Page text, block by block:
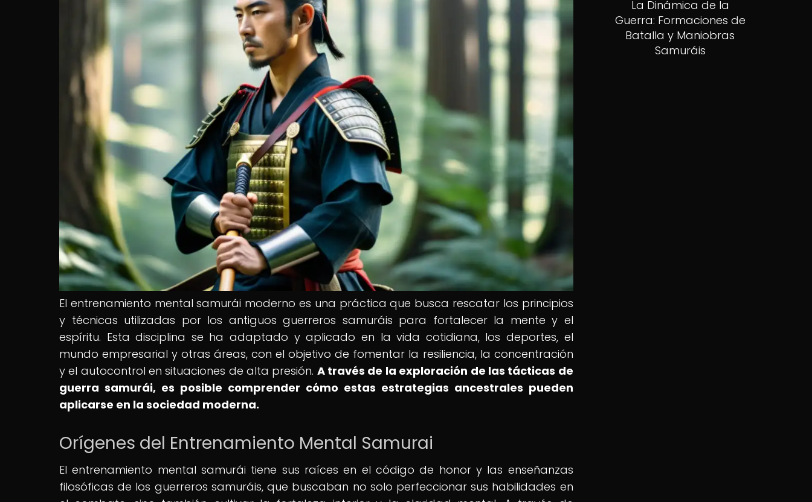
El entrenamiento mental samurái moderno es una práctica que busca rescatar los principios
y técnicas utilizadas por los antiguos guerreros samuráis para fortalecer la mente y el
espíritu. Esta disciplina se ha adaptado y aplicado en la vida cotidiana, los deportes, el
mundo empresarial y otras áreas, con el objetivo de fomentar la resiliencia, la concentración
y el autocontrol en situaciones de alta presión. A través de la exploración de las tácticas de
guerra samurái, es posible comprender cómo estas estrategias ancestrales pueden
aplicarse en la sociedad moderna.
Orígenes del Entrenamiento Mental Samurai
El entrenamiento mental samurái tiene sus raíces en el código de honor y las enseñanzas
filosóficas de los guerreros samuráis, que buscaban no solo perfeccionar sus habilidades en
La Dinámica de la
Guerra: Formaciones de
Batalla y Maniobras
Samuráis